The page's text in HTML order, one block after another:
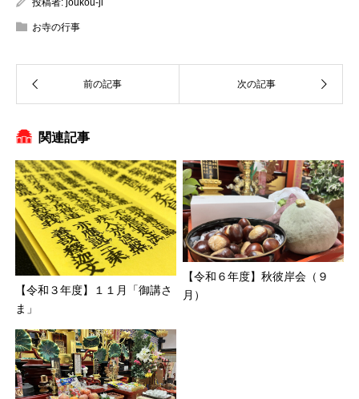
お寺の行事
関連記事
【令和３年度】１１月「御講さ
ま」
【令和６年度】秋彼岸会（９
月）